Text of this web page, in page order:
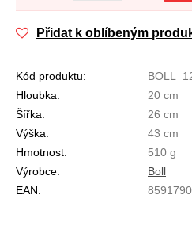
Přidat k oblíbeným
Kód produktu:
Hloubka:
20 cm
Šířka:
26 cm
Výška:
43 cm
Hmotnost:
510 g
Výrobce:
Boll
EAN: